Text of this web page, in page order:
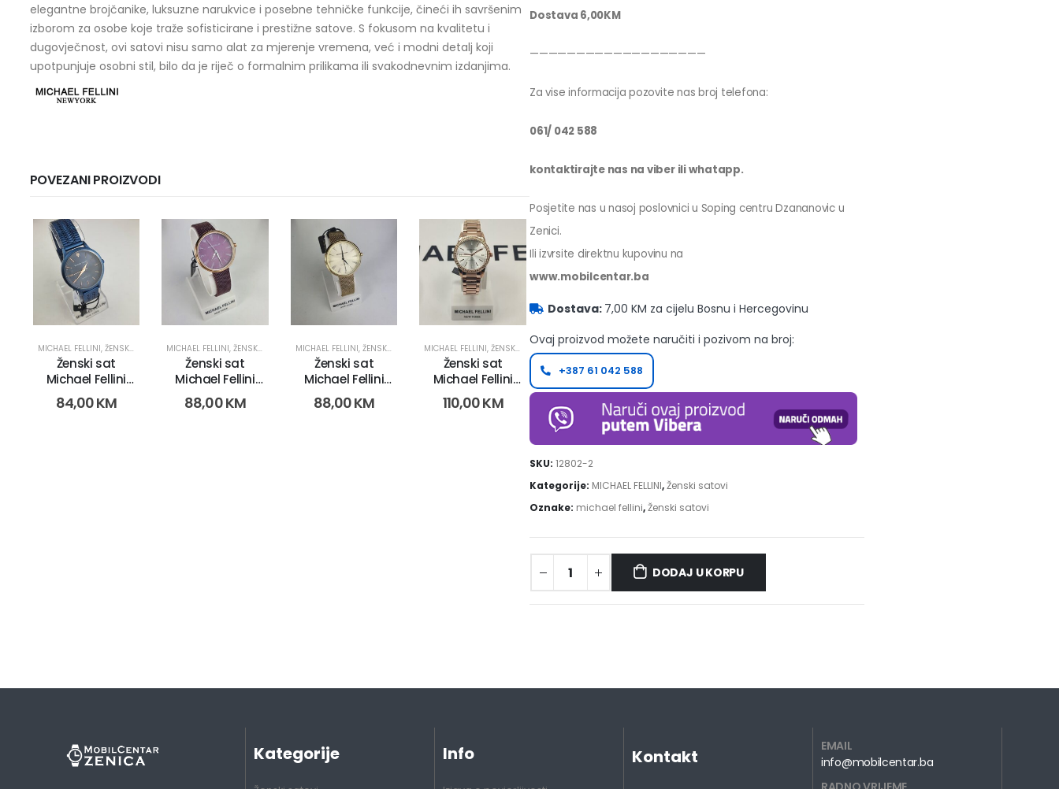
elegantne brojčanike, luksuzne narukvice i posebne tehničke funkcije, čineći ih savršenim
izborom za osobe koje traže sofisticirane i prestižne satove. S fokusom na kvalitetu i
dugovječnost, ovi satovi nisu samo alat za mjerenje vremena, već i modni detalj koji
upotpunjuje osobni stil, bilo da je riječ o formalnim prilikama ili svakodnevnim izdanjima.
POVEZANI PROIZVODI
MICHAEL FELLINI, ŽENSKI SATOVI
Ženski sat
Michael Fellini
2220 (3011)
84,00KM
MICHAEL FELLINI,ŽENSKI SATOVI
Ženski sat
Michael Fellini
22227 (3029)
88,00KM
MICHAEL FELLINI, ŽENSKI SATOVI
Ženski sat
Michael Fellini
2227 (3029-3)
88,00KM
MICHAEL FELLINI,ŽENSKI SATOVI
Ženski sat
Michael Fellini
2228 (3030-4)
110,00KM
Dostava 6,00KM
———————————————————
Za vise informacija pozovite nas broj telefona:
061/ 042 588
kontaktirajte nas na viber ili whatapp.
Posjetite nas u nasoj poslovnici u Soping centru Dzananovic u
Zenici.
Ili izvrsite direktnu kupovinu na
www.mobilcentar.ba
Dostava: 7,00 KM za cijelu Bosnu i Hercegovinu
Ovaj proizvod možete naručiti i pozivom na broj:
+387 61 042 588
SKU: 12802-2
Kategorije: MICHAEL FELLINI,Ženski satovi
Oznake: michael fellini,Ženski satovi
DODAJ U KORPU
Kategorije Info Kontakt
EMAIL
info@mobilcentar.ba